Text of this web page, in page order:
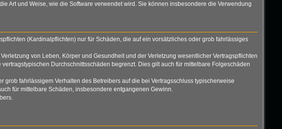
Art und Weise, wie die Software verwendet wird. Sie können insbesondere die Verwendung
(Kardinalpflichten) nur für Schäden, die auf ein vorsätzliches oder grob fahrlässiges
von Leben, Körper und Gesundheit und der Verletzung wesentlicher Vertragspflichten
Durchschnittsschäden begrenzt. Dies gilt auch für mittelbare Folgeschäden
fahrlässigem Verhalten des Betreibers auf die bei Vertragsschluss typischerweise
für mittelbare Schäden, insbesondere entgangenen Gewinn.